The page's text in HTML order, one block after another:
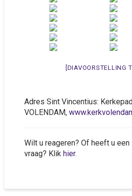
[DIAVOORSTELLING
Adres Sint Vincentius:
VOLENDAM,
Wilt u reageren? Of heeft u
vraag? Klik hier.